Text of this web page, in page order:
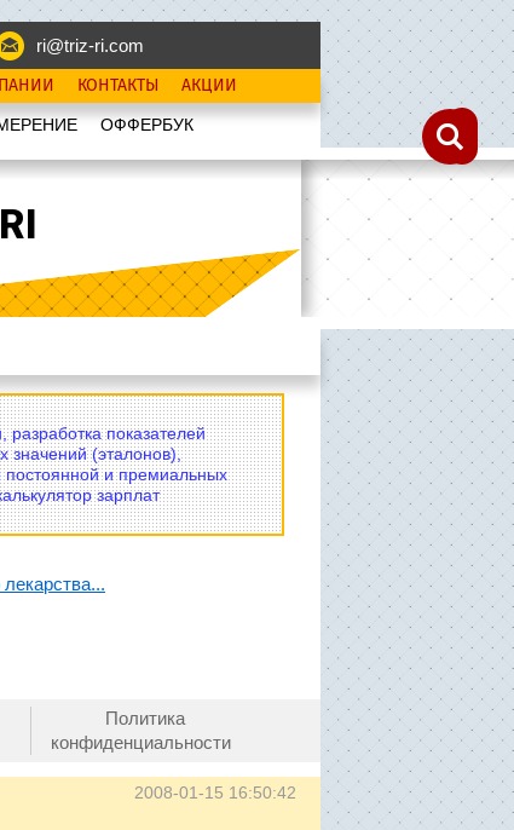
ri@triz-ri.com
КОНТАКТЫ АКЦИИ
OФФЕРБУК
показателей
значений (эталонов),
и премиальных
зарплат
Политика
конфиденциальности
2008-01-15 16:50:42